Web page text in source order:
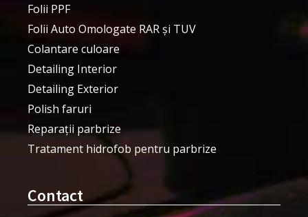
Folii PPF
Folii Auto Omologate RAR și TUV
Colantare culoare
Detailing Interior
Detailing Exterior
Polish faruri
Reparații parbrize
Tratament hidrofob pentru parbrize
Contact